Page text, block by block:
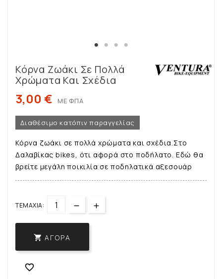
Κόρνα Ζωάκι Σε Πολλά
Χρώματα Και Σχέδια
3,00 € ΜΕ ΦΠΑ
Διαθέσιμο κατόπιν παραγγελίας
Κόρνα ζωάκι σε πολλά χρώματα και σχέδια.Στο
Δαλαβίκας bikes, ότι αφορά στο ποδήλατο. Εδώ θα
βρείτε μεγάλη ποικιλία σε ποδηλατικά αξεσουάρ
ΤΕΜΆΧΙΑ:
 ΑΓΟΡΆ
